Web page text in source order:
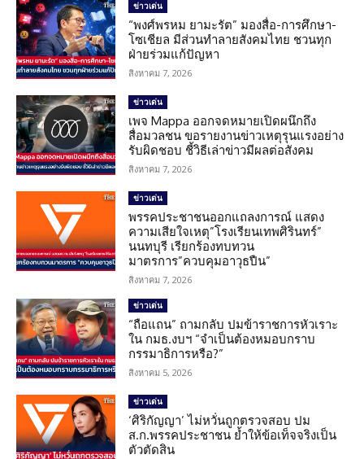
ข่าวเด่น
“พงศ์พรหม ยามะรัต” มองสื่อ-การศึกษา-
โซเชียล มีส่วนทำลายสังคมไทย ชวนทุก
ฝ่ายร่วมแก้ปัญหา
สิงหาคม 7, 2026
ข่าวเด่น
เพจ Mappa ออกจดหมายเปิดผนึกถึง
สื่อมวลชน ขอรายงานข่าวเหตุรุนแรงอย่าง
รับผิดชอบ ชี้วิธีเล่าข่าวมีผลต่อสังคม
สิงหาคม 7, 2026
ข่าวเด่น
พรรคประชาชนออกแถลงการณ์ แสดง
ความเสียใจเหตุ”โรงเรียนเทพศิรินทร์”
นนทบุรี เรียกร้องทบทวน
มาตรการ”ควบคุมอาวุธปืน”
สิงหาคม 7, 2026
ข่าวเด่น
“ถือแถน” ถามกลับ ปมข้าราชการหัวเราะ
ใน กมธ.งบฯ “จำเป็นต้องหมอบกราบ
กรรมาธิการหรือ?”
สิงหาคม 5, 2026
ข่าวเด่น
‘ศิริกัญญา’ ไม่หวั่นถูกตรวจสอบ ปม
ส.ก.พรรคประชาชน ย้ำให้ข้อเท็จจริงเป็น
ตัวตัดสิน